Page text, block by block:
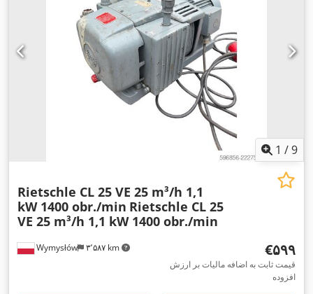
1 /9
Wymysłów ۳٬۵۸۷ km
Rietschle CL 25 VE 25 m³/h 1,1
kW 1400 obr./min Rietschle CL 25
VE 25 m³/h 1,1 kW 1400 obr./min
‎€۵۹۹
قیمت ثابت به اضافه مالیات بر ارزش
افزوده